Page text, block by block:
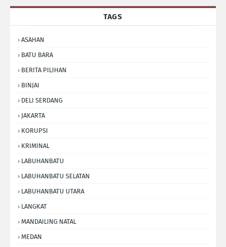
TAGS
ASAHAN
BATU BARA
BERITA PILIHAN
BINJAI
DELI SERDANG
JAKARTA
KORUPSI
KRIMINAL
LABUHANBATU
LABUHANBATU SELATAN
LABUHANBATU UTARA
LANGKAT
MANDAILING NATAL
MEDAN